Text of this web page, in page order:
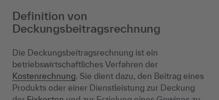
Definition von
Deckungsbeitragsrechnung
Die Deckungsbeitragsrechnung ist ein
betriebswirtschaftliches Verfahren der
Kostenrechnung. Sie dient dazu, den Beitrag eines
Produkts oder einer Dienstleistung zur Deckung